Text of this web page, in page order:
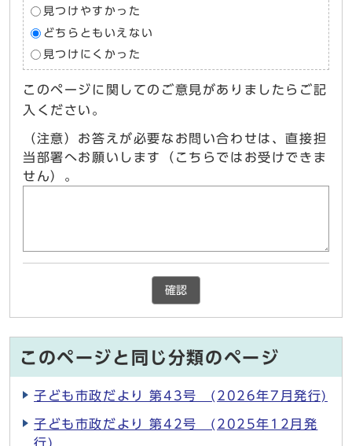
見つけやすかった
どちらともいえない
見つけにくかった
このページに関してのご意見がありましたらご記
入ください。
（注意）お答えが必要なお問い合わせは、直接担
当部署へお願いします（こちらではお受けできま
せん）。
確認
このページと同じ分類のページ
子ども市政だより 第43号 (2026年7月発行)
子ども市政だより 第42号 (2025年12月発
行)